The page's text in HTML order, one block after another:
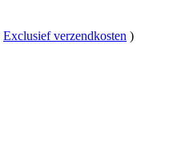
Exclusief verzendkosten )